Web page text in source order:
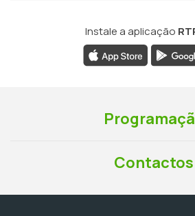
Instale a aplicação
Contactos